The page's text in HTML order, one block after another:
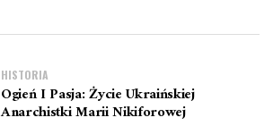
HISTORIA
Ogień I Pasja: Życie Ukraińskiej
Anarchistki Marii Nikiforowej